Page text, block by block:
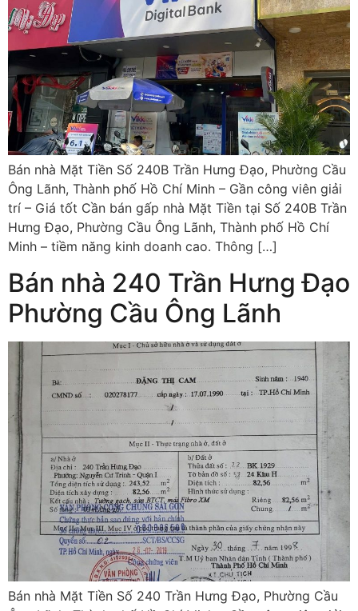
Bán nhà Mặt Tiền Số 240B Trần Hưng Đạo, Phường Cầu
Ông Lãnh, Thành phố Hồ Chí Minh – Gần công viên giải
trí – Giá tốt Cần bán gấp nhà Mặt Tiền tại Số 240B Trần
Hưng Đạo, Phường Cầu Ông Lãnh, Thành phố Hồ Chí
Minh – tiềm năng kinh doanh cao. Thông […]
Bán nhà 240 Trần Hưng Đạo
Phường Cầu Ông Lãnh
Bán nhà Mặt Tiền Số 240 Trần Hưng Đạo, Phường Cầu